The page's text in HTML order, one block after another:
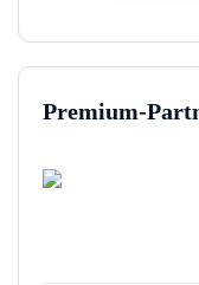
Premium-